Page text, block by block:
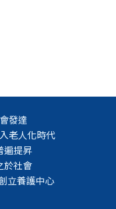
發達
老人化時代
遍提昇
於社會
立養護中心